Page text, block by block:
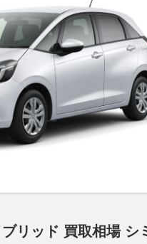
リッド 買取相場 シ